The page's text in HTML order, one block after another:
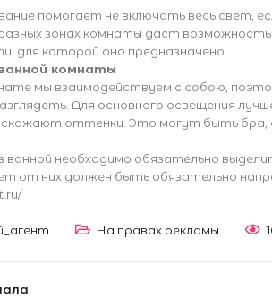
помогает не включать весь свет,
зонах комнаты даст
для которой оно предназначено.
комнаты
мы взаимодействуем с собою,
Для основного освещения
оттенки. Это могут быть бра,
ванной необходимо обязательно
от них должен быть обязательно
На правах рекламы